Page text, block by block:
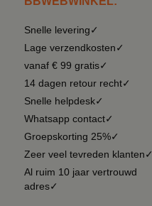
Snelle levering✓
Lage verzendkosten✓
vanaf € 99 gratis✓
14 dagen retour recht✓
Snelle helpdesk✓
Whatsapp contact✓
Groepskorting 25%✓
Zeer veel tevreden klanten✓
Al ruim 10 jaar vertrouwd
adres✓